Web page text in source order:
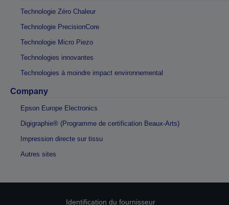
Technologie Zéro Chaleur
Technologie PrecisionCore
Technologie Micro Piezo
Technologies innovantes
Technologies à moindre impact environnemental
Company
Epson Europe Electronics
Digigraphie® (Programme de certification Beaux-Arts)
Impression directe sur tissu
Autres sites
Identification du fournisseur